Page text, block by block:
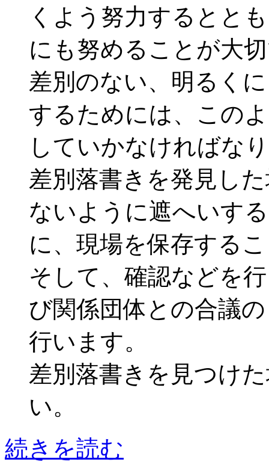
くよう努力するとと
にも努めることが大
差別のない、明るく
するためには、この
していかなければな
差別落書きを発見し
ないように遮へいす
に、現場を保存する
そして、確認などを
び関係団体との合議
行います。
差別落書きを見つけ
い。
続きを読む